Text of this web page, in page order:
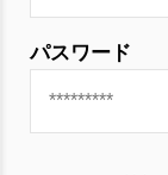
パスワード